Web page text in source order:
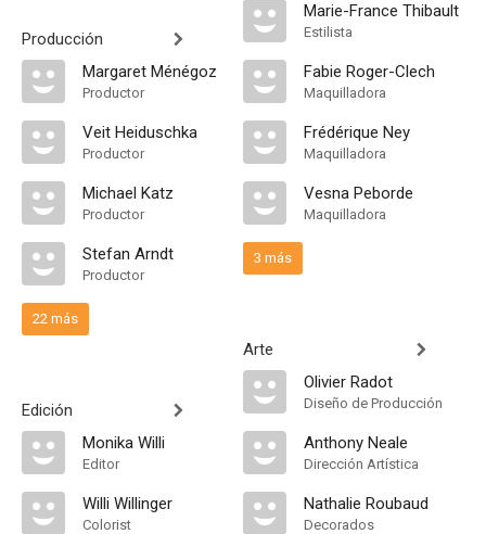
Producción
Margaret Ménégoz
Productor
Veit Heiduschka
Productor
Michael Katz
Productor
Stefan Arndt
Productor
22 más
Edición
Monika Willi
Editor
Willi Willinger
Colorist
Marie-France Thibault
Estilista
Fabie Roger-Clech
Maquilladora
Frédérique Ney
Maquilladora
Vesna Peborde
Maquilladora
3 más
Arte
Olivier Radot
Diseño de Producción
Anthony Neale
Dirección Artística
Nathalie Roubaud
Decorados